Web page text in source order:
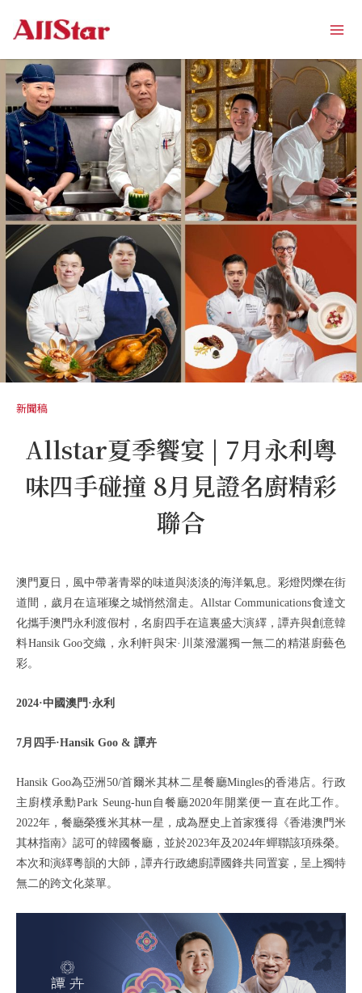
要
內
容
新聞稿
Allstar夏季饗宴 | 7月永利粵
味四手碰撞 8月見證名廚精彩
聯合
澳門夏日，風中帶著青翠的味道與淡淡的海洋氣息。彩燈閃爍在街
道間，歲月在這璀璨之城悄然溜走。Allstar Communications食達文
化攜手澳門永利渡假村，名廚四手在這裏盛大演繹，譚卉與創意韓
料Hansik Goo交織，永利軒與宋·川菜潑灑獨一無二的精湛廚藝色
彩。
2024·中國澳門·永利
7月四手·Hansik Goo & 譚卉
Hansik Goo為亞洲50/首爾米其林二星餐廳Mingles的香港店。行政
主廚樸承勳Park Seung-hun自餐廳2020年開業便一直在此工作。
2022年，餐廳榮獲米其林一星，成為歷史上首家獲得《香港澳門米
其林指南》認可的韓國餐廳，並於2023年及2024年蟬聯該項殊榮。
本次和演繹粵韻的大師，譚卉行政總廚譚國鋒共同置宴，呈上獨特
無二的跨文化菜單。